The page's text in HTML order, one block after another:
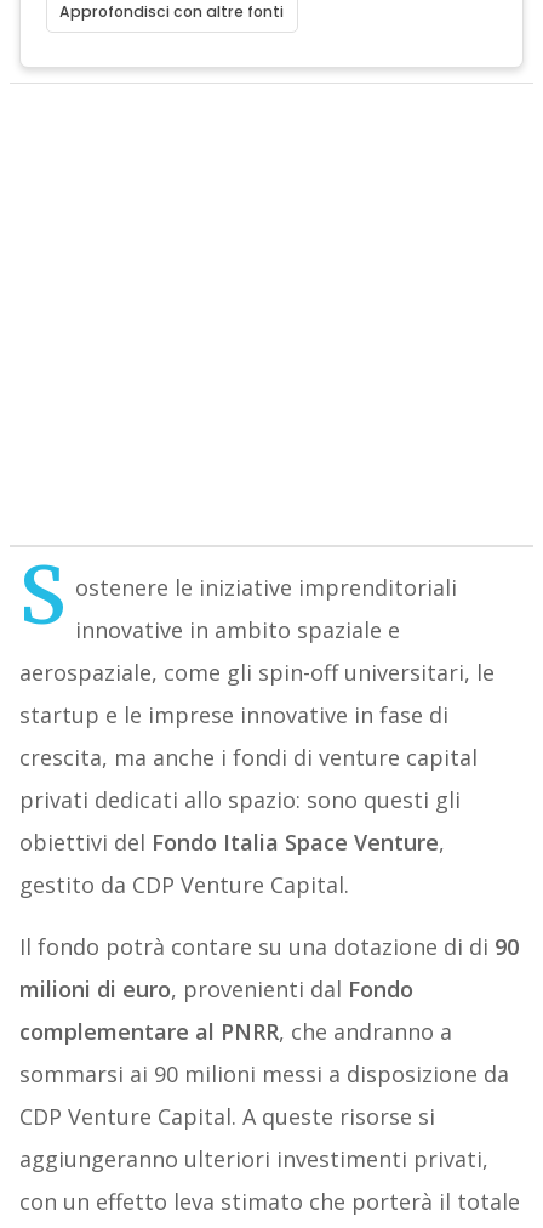
Approfondisci con altre fonti
S ostenere le iniziative imprenditoriali
innovative in ambito spaziale e
aerospaziale, come gli spin-off universitari, le
startup e le imprese innovative in fase di
crescita, ma anche i fondi di venture capital
privati dedicati allo spazio: sono questi gli
obiettivi del Fondo Italia Space Venture,
gestito da CDP Venture Capital.
Il fondo potrà contare su una dotazione di di 90
milioni di euro, provenienti dal Fondo
complementare al PNRR, che andranno a
sommarsi ai 90 milioni messi a disposizione da
CDP Venture Capital. A queste risorse si
aggiungeranno ulteriori investimenti privati,
con un effetto leva stimato che porterà il totale